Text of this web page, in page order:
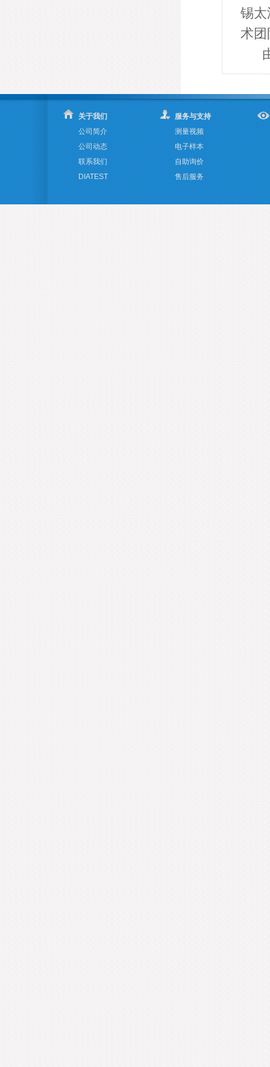
锡太
术
由
关于我们
公司简介
公司动态
联系我们
DIATEST
服务与支持
测量视频
电子样本
自助询价
售后服务